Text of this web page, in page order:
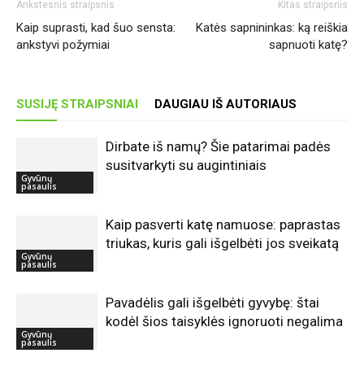
Ankstesnis straipsnis
Kaip suprasti, kad šuo sensta:
ankstyvi požymiai
Kitas straipsnis
Katės sapnininkas: ką reiškia
sapnuoti katę?
SUSIJĘ STRAIPSNIAI DAUGIAU IŠ AUTORIAUS
Gyvūnų
pasaulis
Dirbate iš namų? Šie patarimai padės
susitvarkyti su augintiniais
Gyvūnų
pasaulis
Kaip pasverti katę namuose: paprastas
triukas, kuris gali išgelbėti jos sveikatą
Gyvūnų
pasaulis
Pavadėlis gali išgelbėti gyvybę: štai
kodėl šios taisyklės ignoruoti negalima